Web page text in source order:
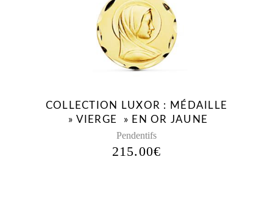
COLLECTION LUXOR : MÉDAILLE
» VIERGE » EN OR JAUNE
Pendentifs
215.00€